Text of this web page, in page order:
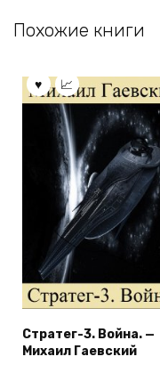
Похожие книги
Стратег-3. Война. —
Михаил Гаевский